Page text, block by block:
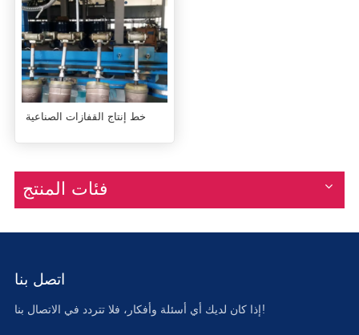
خط إنتاج القفازات الصناعية
فئات المنتج
اتصل بنا
إذا كان لديك أي أسئلة وأفكار، فلا تتردد في الاتصال بنا!